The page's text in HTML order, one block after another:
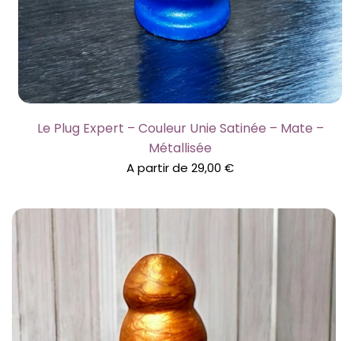
Le Plug Expert – Couleur Unie Satinée – Mate –
Métallisée
A partir de29,00€